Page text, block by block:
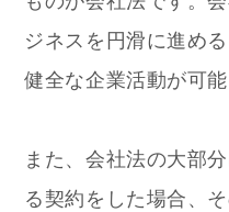
ジネスを円滑に進め
健全な企業活動が可能
また、会社法の大部
る契約をした場合、